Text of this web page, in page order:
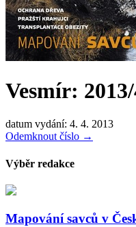
Vesmír:
datum vydání: 4. 4. 2013
Odemknout číslo →
Výběr redakce
Mapování savců v